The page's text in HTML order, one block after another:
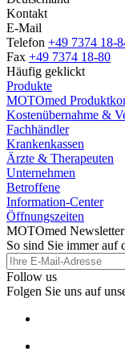
Kontakt
E-Mail
Telefon +49 7374 18-
Fax +49 7374 18-80
Häufig geklickt
Produkte
MOTOmed
Kostenübernahme &
Fachhändler
Krankenkassen
Ärzte & Therapeuten
Unternehmen
Betroffene
Information-Center
Öffnungszeiten
MOTOmed Newsletter
So sind Sie immer auf
Follow us
Folgen Sie uns auf